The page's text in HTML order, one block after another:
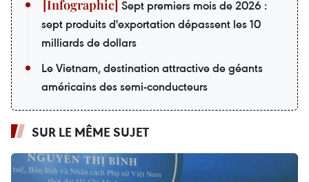
Sept premiers mois de 2026 :
sept produits d'exportation dépassent les 10
milliards de dollars
Le Vietnam, destination attractive de géants
américains des semi-conducteurs
SUR LE MÊME SUJET